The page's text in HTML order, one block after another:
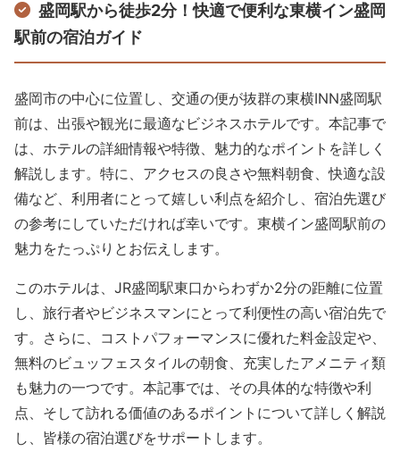
盛岡駅から徒歩2分！快適で便利な東横イン盛岡
駅前の宿泊ガイド
盛岡市の中心に位置し、交通の便が抜群の東横INN盛岡駅
前は、出張や観光に最適なビジネスホテルです。本記事で
は、ホテルの詳細情報や特徴、魅力的なポイントを詳しく
解説します。特に、アクセスの良さや無料朝食、快適な設
備など、利用者にとって嬉しい利点を紹介し、宿泊先選び
の参考にしていただければ幸いです。東横イン盛岡駅前の
魅力をたっぷりとお伝えします。
このホテルは、JR盛岡駅東口からわずか2分の距離に位置
し、旅行者やビジネスマンにとって利便性の高い宿泊先で
す。さらに、コストパフォーマンスに優れた料金設定や、
無料のビュッフェスタイルの朝食、充実したアメニティ類
も魅力の一つです。本記事では、その具体的な特徴や利
点、そして訪れる価値のあるポイントについて詳しく解説
し、皆様の宿泊選びをサポートします。